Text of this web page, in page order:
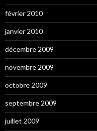
février 2010
janvier 2010
décembre 2009
novembre 2009
octobre 2009
septembre 2009
juillet 2009